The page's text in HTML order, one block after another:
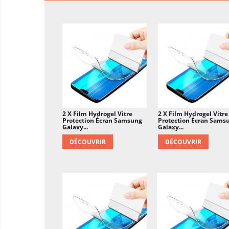
2 X Film Hydrogel Vitre
Protection Écran Samsung
Galaxy...
DÉCOUVRIR
2 X Film Hydrogel Vitre
Protection Écran
Galaxy...
DÉCOUVRIR